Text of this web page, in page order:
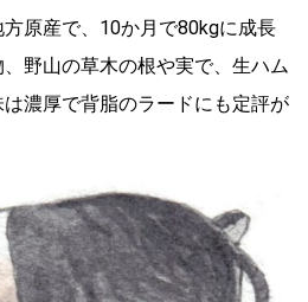
原産で、10か月で80kgに成長
野山の草木の根や実で、生ハム
濃厚で背脂のラードにも定評が